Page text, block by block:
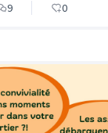
9 0